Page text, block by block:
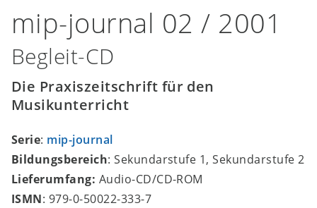
mip-journal 02 / 2001
Begleit-CD
Die Praxiszeitschrift für den
Musikunterricht
Serie: mip-journal
Bildungsbereich: Sekundarstufe 1, Sekundarstufe 2
Lieferumfang: Audio-CD/CD-ROM
ISMN: 979-0-50022-333-7